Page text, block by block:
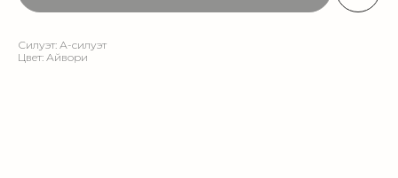
Силуэт: А-силуэт
Цвет: Айвори